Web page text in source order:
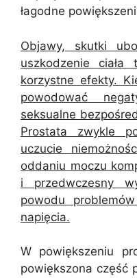
łagodne
Objawy, skutki
uszkodzenie
korzystne efekty.
powodować
seksualne
Prostata zwykle
uczucie
oddaniu moczu
i przedwczesny
powodu
napięcia.
W powiększeniu
powiększona część